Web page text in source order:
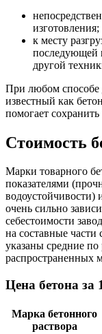
изготовления;
к месту
последующей
другой
При любом способе
известный как
помогает
Стоимость
Марки товарного
показателями
водоустойчивости)
очень сильно
себестоимости
на составные
указаны средние
распространенных
Цена бетона
Марка бетонного
раствора